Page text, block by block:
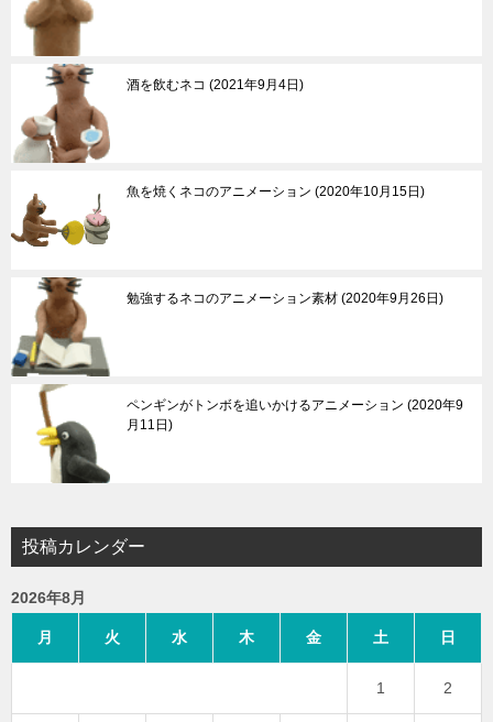
酒を飲むネコ 2021年9月4日
魚を焼くネコのアニメーション 2020年10月15日
勉強するネコのアニメーション素材 2020年9月26日
ペンギンがトンボを追いかけるアニメーション 2020年9
月11日
投稿カレンダー
2026年8月
月 火 水 木 金 土 日
1 2